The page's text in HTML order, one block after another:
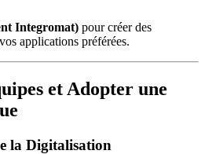
Integromat) pour créer des
applications préférées.
et Adopter une
la Digitalisation